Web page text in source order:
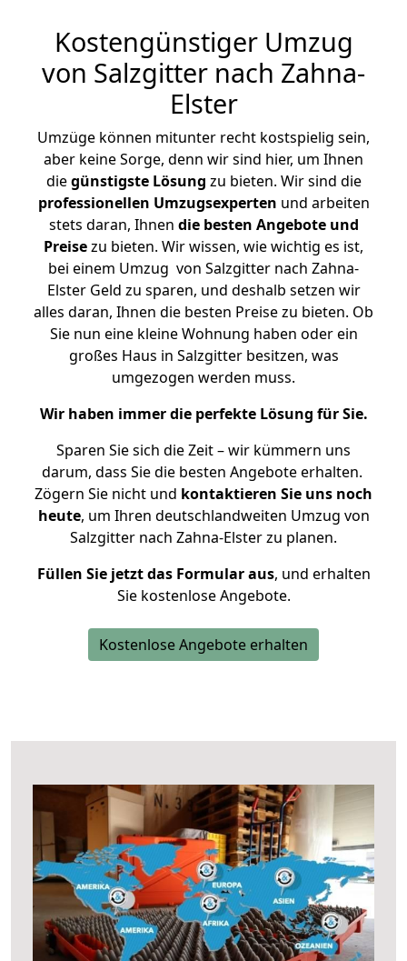
Kostengünstiger Umzug
von Salzgitter nach Zahna-
Elster
Umzüge können mitunter recht kostspielig sein,
aber keine Sorge, denn wir sind hier, um Ihnen
diegünstigste Lösung zu bieten. Wir sind die
professionellen Umzugsexperten und arbeiten
stets daran, Ihnen die besten Angebote und
Preisezu bieten. Wir wissen, wie wichtig es ist,
bei einem Umzug von Salzgitter nach Zahna-
Elster Geld zu sparen, und deshalb setzen wir
alles daran, Ihnen die besten Preise zu bieten. Ob
Sie nun eine kleine Wohnung haben oder ein
großes Haus in Salzgitter besitzen, was
umgezogen werden muss.
Wir haben immer die perfekte Lösung für Sie.
Sparen Sie sich die Zeit – wir kümmern uns
darum, dass Sie die besten Angebote erhalten.
Zögern Sie nicht und kontaktieren Sie uns noch
heute, um Ihren deutschlandweiten Umzug von
Salzgitter nach Zahna-Elster zu planen.
Füllen Sie jetzt das Formular aus, und erhalten
Sie kostenlose Angebote.
Kostenlose Angebote erhalten